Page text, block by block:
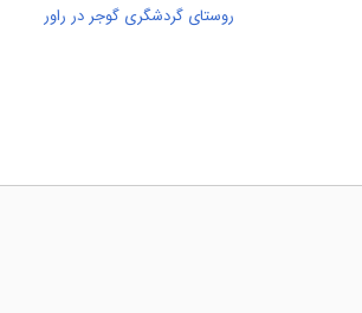
روستای گردشگری گوجر در راور